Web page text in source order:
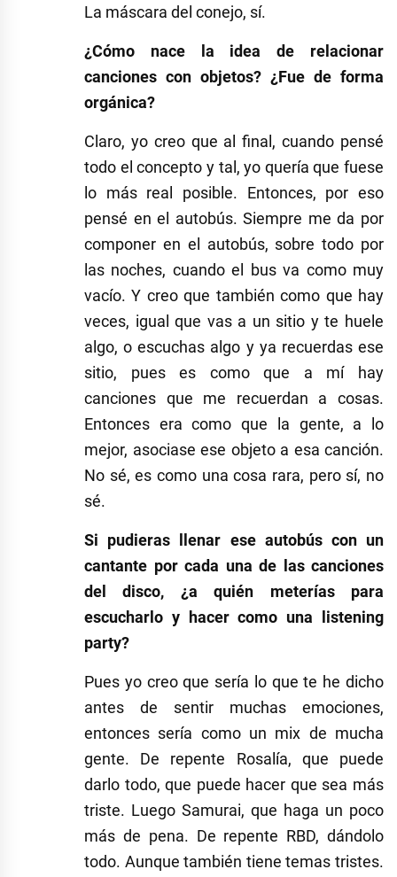
La máscara del conejo, sí.
¿Cómo nace la idea de relacionar
canciones con objetos? ¿Fue de forma
orgánica?
Claro, yo creo que al final, cuando pensé
todo el concepto y tal, yo quería que fuese
lo más real posible. Entonces, por eso
pensé en el autobús. Siempre me da por
componer en el autobús, sobre todo por
las noches, cuando el bus va como muy
vacío. Y creo que también como que hay
veces, igual que vas a un sitio y te huele
algo, o escuchas algo y ya recuerdas ese
sitio, pues es como que a mí hay
canciones que me recuerdan a cosas.
Entonces era como que la gente, a lo
mejor, asociase ese objeto a esa canción.
No sé, es como una cosa rara, pero sí, no
sé.
Si pudieras llenar ese autobús con un
cantante por cada una de las canciones
del disco, ¿a quién meterías para
escucharlo y hacer como una listening
party?
Pues yo creo que sería lo que te he dicho
antes de sentir muchas emociones,
entonces sería como un mix de mucha
gente. De repente Rosalía, que puede
darlo todo, que puede hacer que sea más
triste. Luego Samurai, que haga un poco
más de pena. De repente RBD, dándolo
todo. Aunque también tiene temas tristes.